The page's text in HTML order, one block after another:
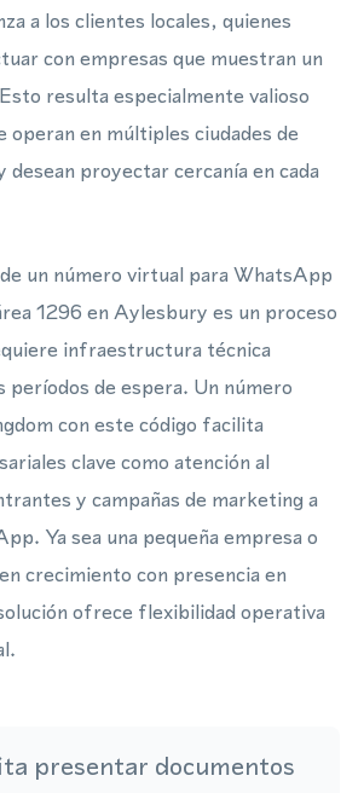
a los clientes locales, quienes
con empresas que muestran un
resulta especialmente valioso
operan en múltiples ciudades de
desean proyectar cercanía en cada
un número virtual para WhatsApp
1296 en Aylesbury es un proceso
infraestructura técnica
períodos de espera. Un número
con este código facilita
clave como atención al
y campañas de marketing a
Ya sea una pequeña empresa o
crecimiento con presencia en
ofrece flexibilidad operativa
presentar documentos